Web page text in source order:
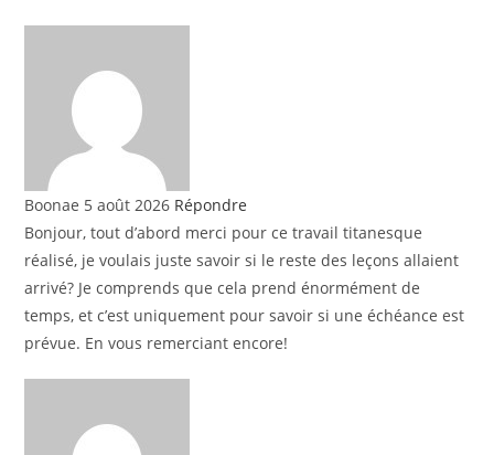
Boonae 5 août 2026 Répondre
Bonjour, tout d’abord merci pour ce travail titanesque
réalisé, je voulais juste savoir si le reste des leçons allaient
arrivé? Je comprends que cela prend énormément de
temps, et c’est uniquement pour savoir si une échéance est
prévue. En vous remerciant encore!